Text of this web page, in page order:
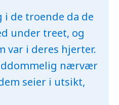
i de troende da de
under treet, og
var i deres hjerter.
nærvær
seier i utsikt,